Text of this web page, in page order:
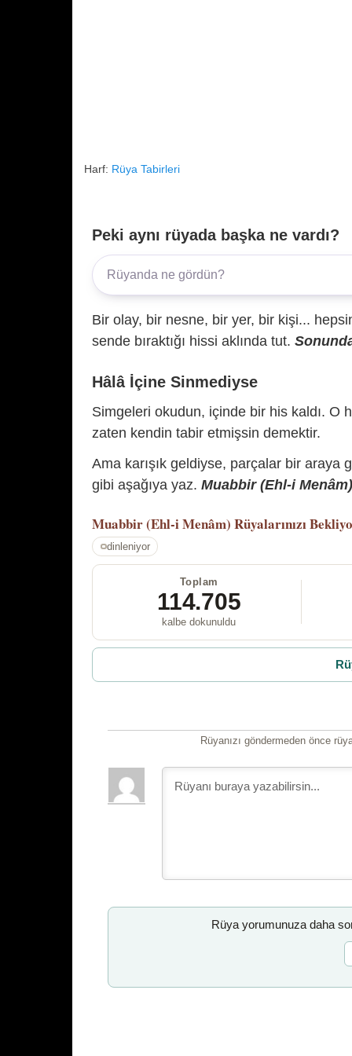
Harf: Rüya Tabirleri
Peki aynı rüyada başka ne vardı?
Bir olay, bir nesne, bir yer, bir kişi...
sende bıraktığı hissi aklında tut.
Hâlâ İçine Sinmediyse
Simgeleri okudun, içinde bir his kaldı. O
zaten kendin tabir etmişsin demektir.
Ama karışık geldiyse, parçalar bir araya
gibi aşağıya yaz. Muabbir (Ehl-i
Muabbir (Ehl-i Menâm) Rüyalarınızı
dinleniyor
Toplam
114.705
kalbe dokunuldu
Rüyanızı göndermeden önce
Rüya yorumunuza daha